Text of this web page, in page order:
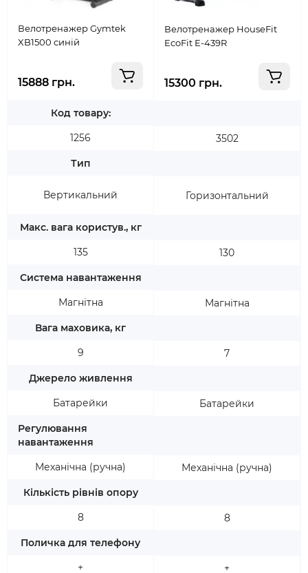
Велотренажер Gymtek
XB1500 синій
15888 грн.
Код товару:
1256
Тип
Вертикальний
Макс. вага користув., кг
135
Система навантаження
Магнітна
Вага маховика, кг
9
Джерело живлення
Батарейки
Регулювання
навантаження
Механічна (ручна)
Кількість рівнів опору
8
Поличка для телефону
+
Велотренажер HouseFit
EcoFit E-439R
15300 грн.
3502
Горизонтальний
130
Магнітна
7
Батарейки
Механічна (ручна)
8
+